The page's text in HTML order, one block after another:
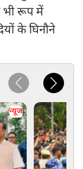
भी रूप में
के घिनौने
न्यूज